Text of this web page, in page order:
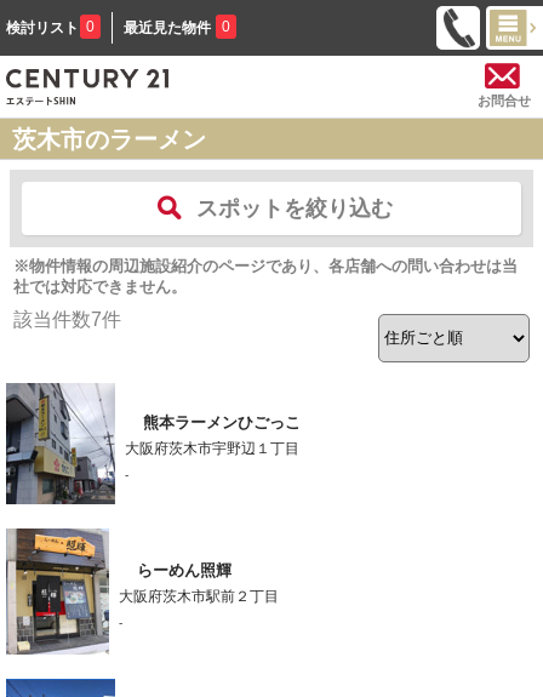
検討リスト 0 最近見た物件 0
お問合せ
茨木市のラーメン
スポットを絞り込む
※物件情報の周辺施設紹介のページであり、各店舗への問い合わせは当
社では対応できません。
該当件数7件
熊本ラーメンひごっこ
大阪府茨木市宇野辺１丁目
-
らーめん照輝
大阪府茨木市駅前２丁目
-